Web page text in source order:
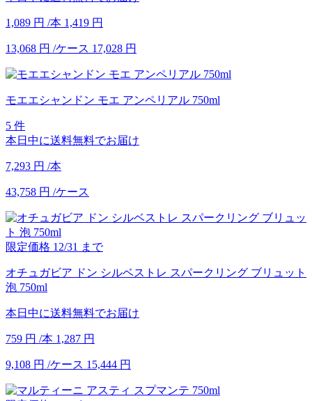
1,089 円 /本 1,419 円
13,068 円 /ケース 17,028 円
モエエシャンドン モエ アンペリアル 750ml
5 件
本日中に送料無料でお届け
7,293 円 /本
43,758 円 /ケース
限定価格 12/31 まで
オチュガビア ドン シルベストレ スパークリング ブリュット
泡 750ml
本日中に送料無料でお届け
759 円 /本 1,287 円
9,108 円 /ケース 15,444 円